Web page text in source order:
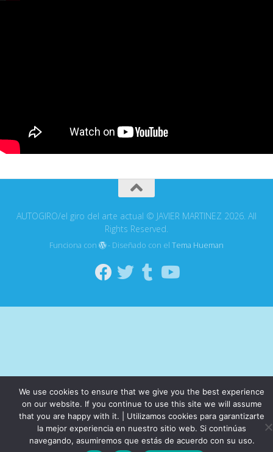
AUTOGIRO/el giro del arte actual © JAVIER MARTINEZ 2026. All
Rights Reserved.
Funciona con - Diseñado con elTema Hueman
We use cookies to ensure that we give you the best experience
on our website. If you continue to use this site we will assume
that you are happy with it. | Utilizamos cookies para garantizarte
la mejor experiencia en nuestro sitio web. Si continúas
navegando, asumiremos que estás de acuerdo con su uso.